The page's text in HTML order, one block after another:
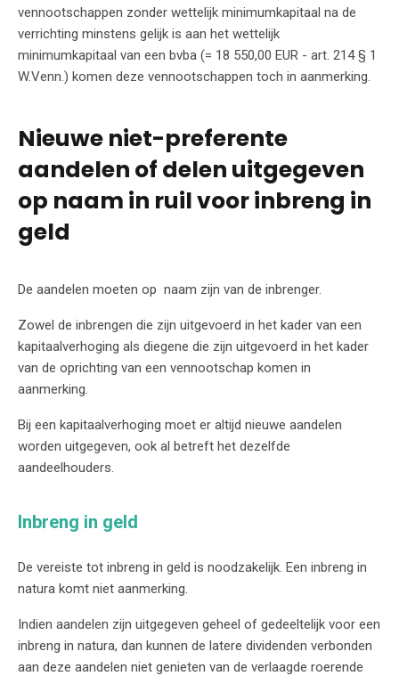
vennootschappen zonder wettelijk minimumkapitaal na de
verrichting minstens gelijk is aan het wettelijk
minimumkapitaal van een bvba (= 18 550,00 EUR - art. 214 § 1
W.Venn.) komen deze vennootschappen toch in aanmerking.
Nieuwe niet-preferente
aandelen of delen uitgegeven
op naam in ruil voor inbreng in
geld
De aandelen moeten op naam zijn van de inbrenger.
Zowel de inbrengen die zijn uitgevoerd in het kader van een
kapitaalverhoging als diegene die zijn uitgevoerd in het kader
van de oprichting van een vennootschap komen in
aanmerking.
Bij een kapitaalverhoging moet er altijd nieuwe aandelen
worden uitgegeven, ook al betreft het dezelfde
aandeelhouders.
Inbreng in geld
De vereiste tot inbreng in geld is noodzakelijk. Een inbreng in
natura komt niet aanmerking.
Indien aandelen zijn uitgegeven geheel of gedeeltelijk voor een
inbreng in natura, dan kunnen de latere dividenden verbonden
aan deze aandelen niet genieten van de verlaagde roerende